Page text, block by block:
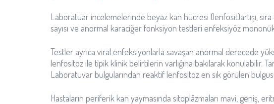
Laboratuar incelemelerinde beyaz kan hücresi (lenfosit)artışı,
sayısı ve anormal karaciğer fonksiyon testleri enfeksiyöz
Testler ayrıca viral enfeksiyonlarla savaşan anormal derecede
lenfositoz ile tipik klinik belirtilerin varlığına bakılarak konulabilir.
Laboratuvar bulgularından reaktif lenfositoz en sık görülen
Hastaların periferik kan yaymasında sitoplâzmaları mavi, geniş,